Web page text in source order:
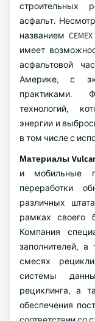
строительных
асфальт.
названием
имеет
асфальтовой
Америке, с
практиками.
технологий,
энергии и
в том числе с
Материалы
и мобильные
переработки
различных
рамках своего
Компания
заполнителей,
смесях
системы
рециклинга, а
обеспечения